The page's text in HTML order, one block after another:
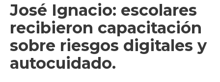
José Ignacio: escolares
recibieron capacitación
sobre riesgos digitales y
autocuidado.